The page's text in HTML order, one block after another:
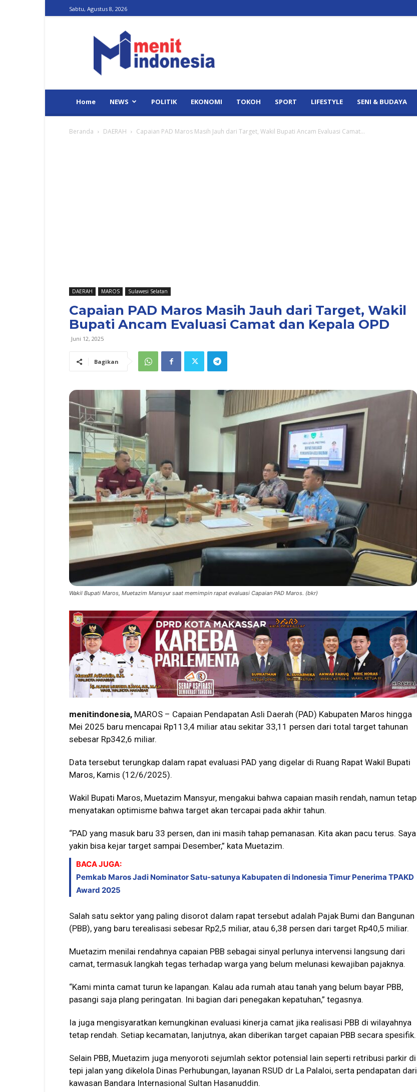
Sabtu, Agustus 8, 2026
Indonesia
Home NEWS POLITIK EKONOMI TOKOH SPORT LIFESTYLE SENI & BUDAYA
Beranda DAERAH Capaian PAD Maros Masih Jauh dari Target, Wakil Bupati Ancam Evaluasi Camat...
DAERAH MAROS Sulawesi Selatan
Capaian PAD Maros Masih Jauh dari Target, Wakil
Bupati Ancam Evaluasi Camat dan Kepala OPD
Juni 12, 2025
Bagikan
Wakil Bupati Maros, Muetazim Mansyur saat memimpin rapat evaluasi Capaian PAD Maros. (bkr)
menitindonesia, MAROS – Capaian Pendapatan Asli Daerah (PAD) Kabupaten Maros hingga
Mei 2025 baru mencapai Rp113,4 miliar atau sekitar 33,11 persen dari total target tahunan
sebesar Rp342,6 miliar.
Data tersebut terungkap dalam rapat evaluasi PAD yang digelar di Ruang Rapat Wakil Bupati
Maros, Kamis (12/6/2025).
Wakil Bupati Maros, Muetazim Mansyur, mengakui bahwa capaian masih rendah, namun tetap
menyatakan optimisme bahwa target akan tercapai pada akhir tahun.
“PAD yang masuk baru 33 persen, dan ini masih tahap pemanasan. Kita akan pacu terus. Saya
yakin bisa kejar target sampai Desember,” kata Muetazim.
BACA JUGA:
Pemkab Maros Jadi Nominator Satu-satunya Kabupaten di Indonesia Timur Penerima TPAKD
Award 2025
Salah satu sektor yang paling disorot dalam rapat tersebut adalah Pajak Bumi dan Bangunan
(PBB), yang baru terealisasi sebesar Rp2,5 miliar, atau 6,38 persen dari target Rp40,5 miliar.
Muetazim menilai rendahnya capaian PBB sebagai sinyal perlunya intervensi langsung dari
camat, termasuk langkah tegas terhadap warga yang belum melunasi kewajiban pajaknya.
“Kami minta camat turun ke lapangan. Kalau ada rumah atau tanah yang belum bayar PBB,
pasangi saja plang peringatan. Ini bagian dari penegakan kepatuhan,” tegasnya.
Ia juga mengisyaratkan kemungkinan evaluasi kinerja camat jika realisasi PBB di wilayahnya
tetap rendah. Setiap kecamatan, lanjutnya, akan diberikan target capaian PBB secara spesifik.
Selain PBB, Muetazim juga menyoroti sejumlah sektor potensial lain seperti retribusi parkir di
tepi jalan yang dikelola Dinas Perhubungan, layanan RSUD dr La Palaloi, serta pendapatan dari
kawasan Bandara Internasional Sultan Hasanuddin.